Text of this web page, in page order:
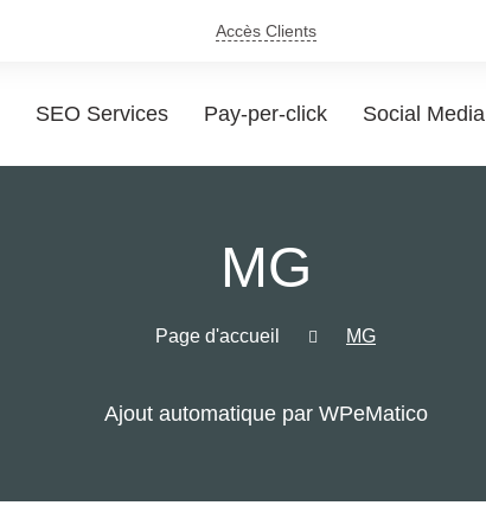
Accès Clients
SEO Services Pay-per-click Social Media
MG
Page d'accueil MG
Ajout automatique par WPeMatico